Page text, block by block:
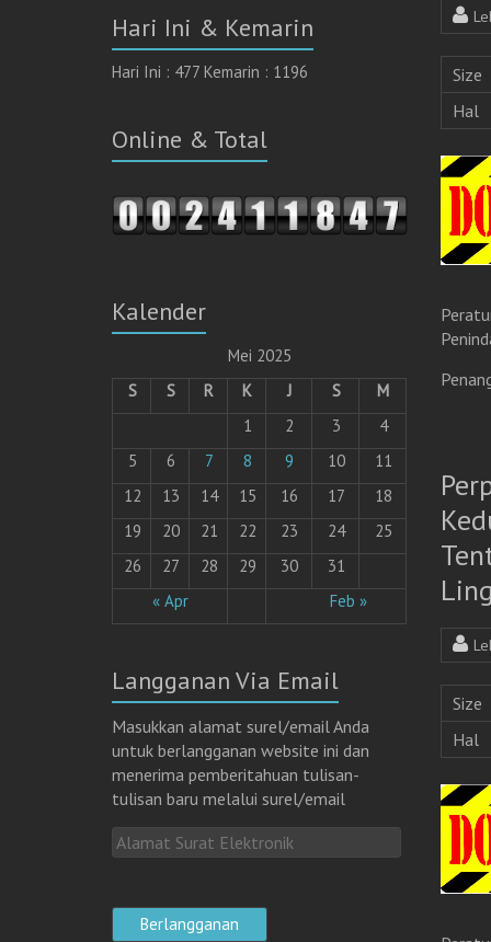
Size
Hal
Size
Hal
Hari Ini & Kemarin
Hari Ini : 477 Kemarin : 1196
Online & Total
Kalender
Mei 2025
S
S R K J S M
« Apr Feb »
1 2 3
4
5
6 7 8 9 10
11
12
13 14 15 16 17
18
19
20 21 22 23 24
25
26
27 28 29 30 31
Langganan Via Email
Masukkan alamat surel/email Anda
untuk berlangganan website ini dan
menerima pemberitahuan tulisan-
tulisan baru melalui surel/email
A
l
m
a